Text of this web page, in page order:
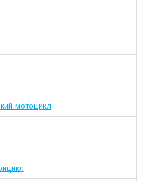
мотоцикл